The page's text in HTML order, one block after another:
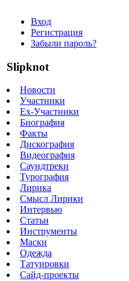
Вход
Регистрация
Забыли пароль?
Slipknot
Новости
Участники
Ex-Участники
Биография
Факты
Дискография
Видеография
Саундтреки
Турография
Лирика
Смысл Лирики
Интервью
Статьи
Инструменты
Маски
Одежда
Татуировки
Сайд-проекты